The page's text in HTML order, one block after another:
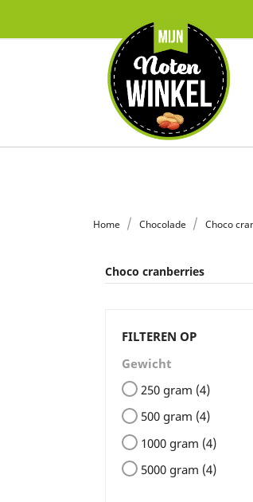
Home Chocolade Choco
Choco cranberries
FILTEREN OP
Gewicht
250 gram (4)
500 gram (4)
1000 gram (4)
5000 gram (4)